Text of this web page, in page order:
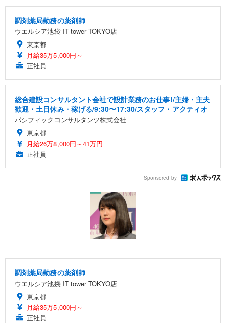
調剤薬局勤務の薬剤師
ウエルシア池袋 IT tower TOKYO店
東京都
月給35万5,000円～
正社員
総合建設コンサルタント会社で設計業務のお仕事!/主婦・主夫
歓迎・土日休み・稼げる/9:30〜17:30/スタッフ・アクティオ
パシフィックコンサルタンツ株式会社
東京都
月給26万8,000円～41万円
正社員
Sponsored by
調剤薬局勤務の薬剤師
ウエルシア池袋 IT tower TOKYO店
東京都
月給35万5,000円～
正社員